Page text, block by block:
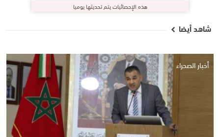
هذه الإحصائيات يتم تحديثها يوميا
شاهد أيضا
أخبار الصحراء